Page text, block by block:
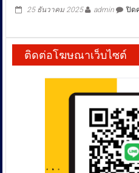
25 ธันวาคม 2025 admin ปิด
ติดต่อโฆษณาเว็บไซต์